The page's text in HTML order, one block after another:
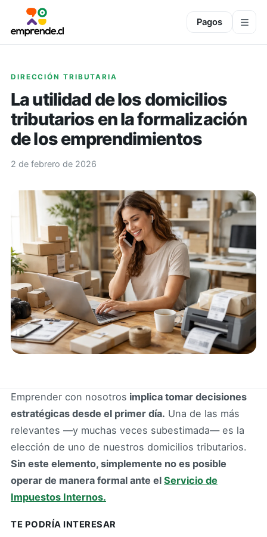
Pagos
DIRECCIÓN TRIBUTARIA
La utilidad de los domicilios
tributarios en la formalización
de los emprendimientos
2 de febrero de 2026
Emprender con nosotros implica tomar decisiones
estratégicas desde el primer día. Una de las más
relevantes —y muchas veces subestimada— es la
elección de uno de nuestros domicilios tributarios.
Sin este elemento, simplemente no es posible
operar de manera formal ante el Servicio de
Impuestos Internos.
TE PODRÍA INTERESAR